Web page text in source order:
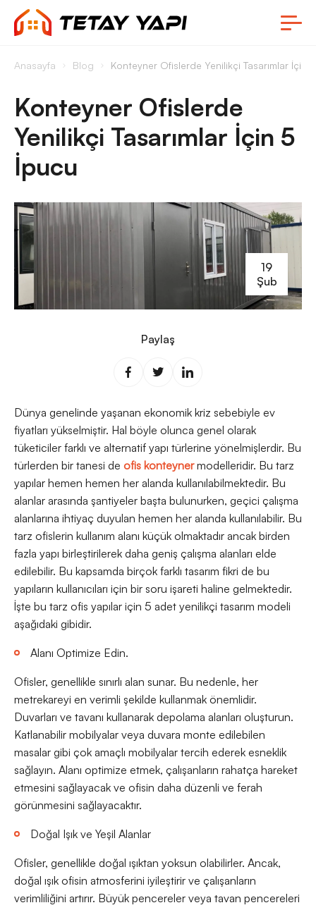
Anasayfa Blog Konteyner Ofislerde Yenilikçi Tasarımlar İçin
Konteyner Ofislerde
Yenilikçi Tasarımlar İçin 5
İpucu
19
Şub
Paylaş
Dünya genelinde yaşanan ekonomik kriz sebebiyle ev
fiyatları yükselmiştir. Hal böyle olunca genel olarak
tüketiciler farklı ve alternatif yapı türlerine yönelmişlerdir. Bu
türlerden bir tanesi de ofis konteynermodelleridir. Bu tarz
yapılar hemen hemen her alanda kullanılabilmektedir. Bu
alanlar arasında şantiyeler başta bulunurken, geçici çalışma
alanlarına ihtiyaç duyulan hemen her alanda kullanılabilir. Bu
tarz ofislerin kullanım alanı küçük olmaktadır ancak birden
fazla yapı birleştirilerek daha geniş çalışma alanları elde
edilebilir. Bu kapsamda birçok farklı tasarım fikri de bu
yapıların kullanıcıları için bir soru işareti haline gelmektedir.
İşte bu tarz ofis yapılar için 5 adet yenilikçi tasarım modeli
aşağıdaki gibidir.
Alanı Optimize Edin.
Ofisler, genellikle sınırlı alan sunar. Bu nedenle, her
metrekareyi en verimli şekilde kullanmak önemlidir.
Duvarları ve tavanı kullanarak depolama alanları oluşturun.
Katlanabilir mobilyalar veya duvara monte edilebilen
masalar gibi çok amaçlı mobilyalar tercih ederek esneklik
sağlayın. Alanı optimize etmek, çalışanların rahatça hareket
etmesini sağlayacak ve ofisin daha düzenli ve ferah
görünmesini sağlayacaktır.
Doğal Işık ve Yeşil Alanlar
Ofisler, genellikle doğal ışıktan yoksun olabilirler. Ancak,
doğal ışık ofisin atmosferini iyileştirir ve çalışanların
verimliliğini artırır. Büyük pencereler veya tavan pencereleri